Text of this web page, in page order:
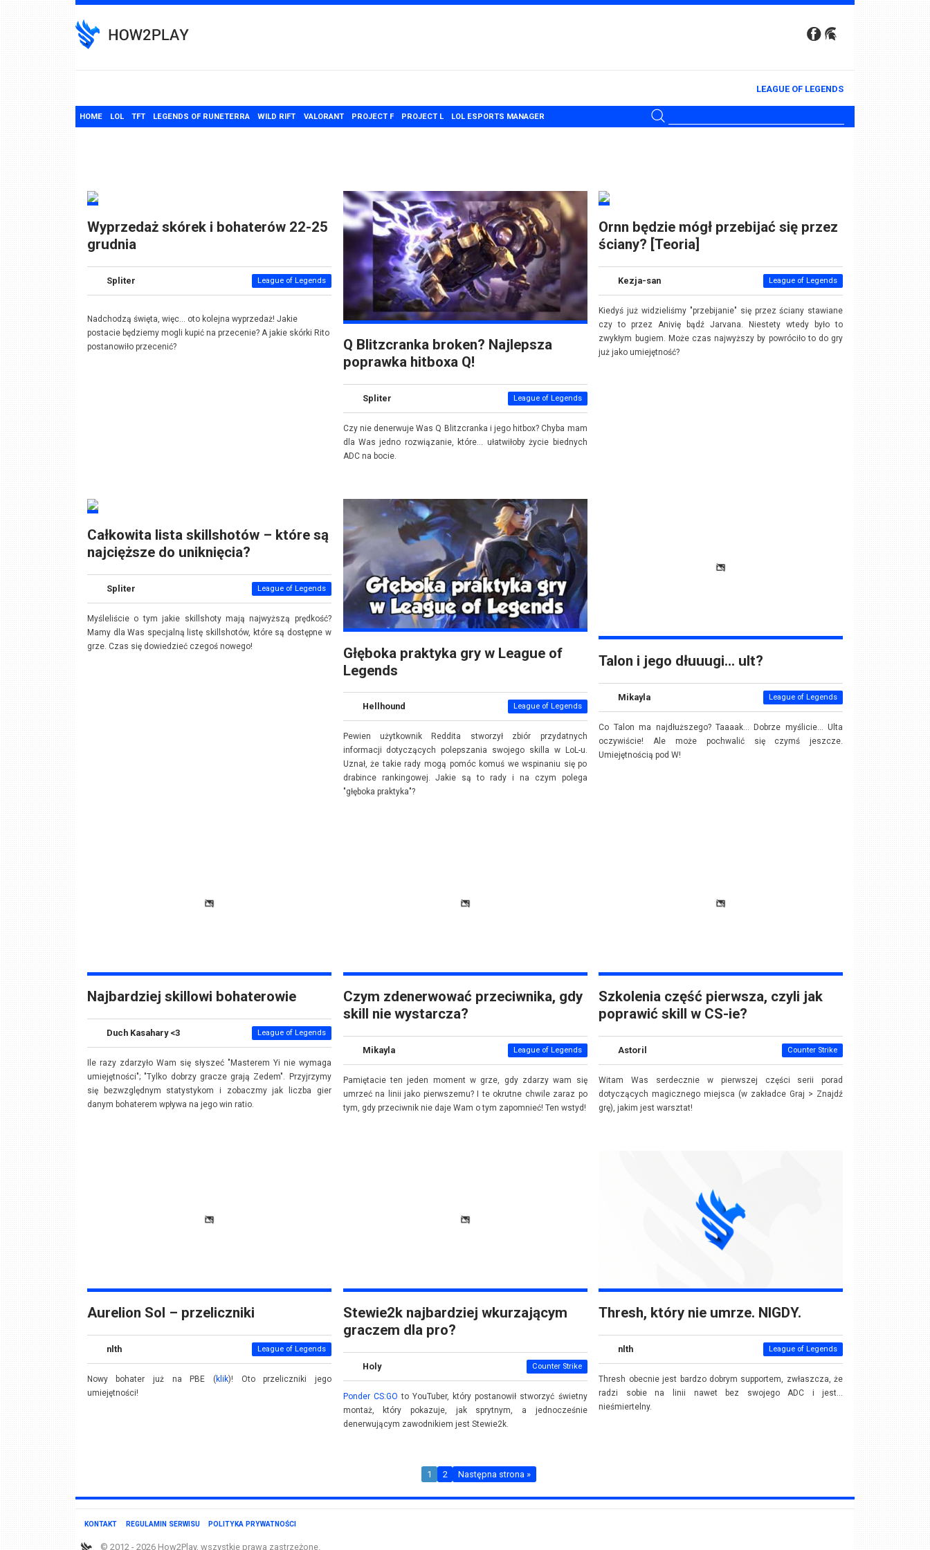
to
content
LEAGUE OF LEGENDS
HOME LOL TFT LEGENDS OF RUNETERRA WILD RIFT VALORANT PROJECT F PROJECT L LOL ESPORTS MANAGER
Wyprzedaż skórek i bohaterów 22-25
grudnia
Spliter League of Legends
Nadchodzą święta, więc... oto kolejna wyprzedaż! Jakie
postacie będziemy mogli kupić na przecenie? A jakie skórki Rito
postanowiło przecenić?
Q Blitzcranka broken? Najlepsza
poprawka hitboxa Q!
Spliter League of Legends
Czy nie denerwuje Was Q Blitzcranka i jego hitbox? Chyba mam
dla Was jedno rozwiązanie, które... ułatwiłoby życie biednych
ADC na bocie.
Ornn będzie mógł przebijać się przez
ściany? [Teoria]
Kezja-san League of Legends
Kiedyś już widzieliśmy "przebijanie" się przez ściany stawiane
czy to przez Anivię bądź Jarvana. Niestety wtedy było to
zwykłym bugiem. Może czas najwyższy by powróciło to do gry
już jako umiejętność?
Całkowita lista skillshotów – które są
najcięższe do uniknięcia?
Spliter League of Legends
Myśleliście o tym jakie skillshoty mają najwyższą prędkość?
Mamy dla Was specjalną listę skillshotów, które są dostępne w
grze. Czas się dowiedzieć czegoś nowego!
Głęboka praktyka gry w League of
Legends
Hellhound League of Legends
Pewien użytkownik Reddita stworzył zbiór przydatnych
informacji dotyczących polepszania swojego skilla w LoL-u.
Uznał, że takie rady mogą pomóc komuś we wspinaniu się po
drabince rankingowej. Jakie są to rady i na czym polega
"głęboka praktyka"?
Talon i jego dłuuugi… ult?
Mikayla League of Legends
Co Talon ma najdłuższego? Taaaak... Dobrze myślicie... Ulta
oczywiście! Ale może pochwalić się czymś jeszcze.
Umiejętnością pod W!
Najbardziej skillowi bohaterowie
Duch Kasahary <3 League of Legends
Ile razy zdarzyło Wam się słyszeć "Masterem Yi nie wymaga
umiejętności"; "Tylko dobrzy gracze grają Zedem". Przyjrzymy
się bezwzględnym statystykom i zobaczmy jak liczba gier
danym bohaterem wpływa na jego win ratio.
Czym zdenerwować przeciwnika, gdy
skill nie wystarcza?
Mikayla League of Legends
Pamiętacie ten jeden moment w grze, gdy zdarzy wam się
umrzeć na linii jako pierwszemu? I te okrutne chwile zaraz po
tym, gdy przeciwnik nie daje Wam o tym zapomnieć! Ten wstyd!
Szkolenia część pierwsza, czyli jak
poprawić skill w CS-ie?
Astoril Counter Strike
Witam Was serdecznie w pierwszej części serii porad
dotyczących magicznego miejsca (w zakładce Graj > Znajdź
grę), jakim jest warsztat!
Aurelion Sol – przeliczniki
nlth League of Legends
Nowy bohater już na PBE ( klik)! Oto przeliczniki jego
umiejętności!
Stewie2k najbardziej wkurzającym
graczem dla pro?
Holy Counter Strike
Ponder CS:GOto YouTuber, który postanowił stworzyć świetny
montaż, który pokazuje, jak sprytnym, a jednocześnie
denerwującym zawodnikiem jest Stewie2k.
Thresh, który nie umrze. NIGDY.
nlth League of Legends
Thresh obecnie jest bardzo dobrym supportem, zwłaszcza, że
radzi sobie na linii nawet bez swojego ADC i jest...
nieśmiertelny.
1 2 Następna strona »
KONTAKT REGULAMIN SERWISU POLITYKA PRYWATNOŚCI
© 2012 - 2026 How2Play, wszystkie prawa zastrzeżone.